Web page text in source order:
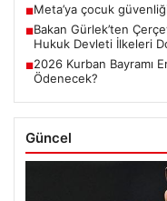
■Meta’ya çocuk
■Bakan Gürlek’ten
Hukuk Devleti İlkeleri
■2026 Kurban Bayramı
Ödenecek?
Güncel